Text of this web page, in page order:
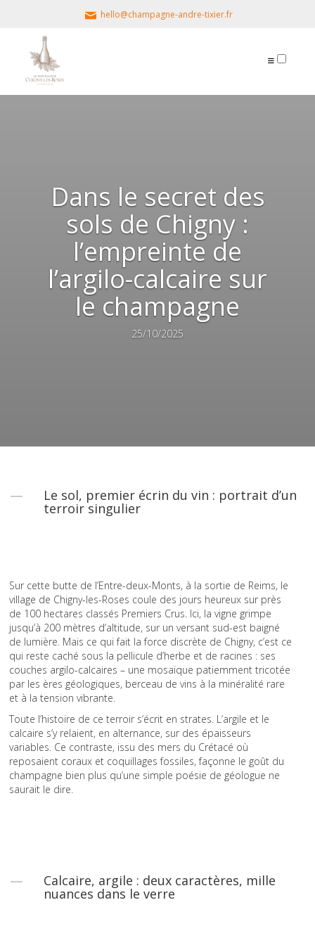
hello@champagne-andre-tixier.fr
Dans le secret des
sols de Chigny :
l’empreinte de
l’argilo-calcaire sur
le champagne
25/10/2025
Le sol, premier écrin du vin : portrait d’un
terroir singulier
Sur cette butte de l’Entre-deux-Monts, à la sortie de Reims, le
village de Chigny-les-Roses coule des jours heureux sur près
de 100 hectares classés Premiers Crus. Ici, la vigne grimpe
jusqu’à 200 mètres d’altitude, sur un versant sud-est baigné
de lumière. Mais ce qui fait la force discrète de Chigny, c’est ce
qui reste caché sous la pellicule d’herbe et de racines : ses
couches argilo-calcaires – une mosaïque patiemment tricotée
par les ères géologiques, berceau de vins à la minéralité rare
et à la tension vibrante.
Toute l’histoire de ce terroir s’écrit en strates. L’argile et le
calcaire s’y relaient, en alternance, sur des épaisseurs
variables. Ce contraste, issu des mers du Crétacé où
reposaient coraux et coquillages fossiles, façonne le goût du
champagne bien plus qu’une simple poésie de géologue ne
saurait le dire.
Calcaire, argile : deux caractères, mille
nuances dans le verre